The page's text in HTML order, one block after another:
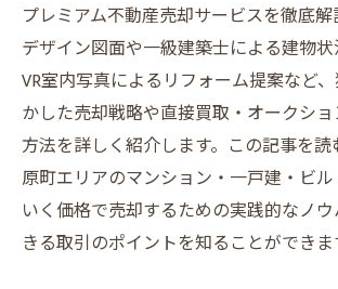
プレミアム不動産売却サービスを徹底
デザイン図面や一級建築士による建物状
VR室内写真によるリフォーム提案など
かした売却戦略や直接買取・オークシ
方法を詳しく紹介します。この記事を
原町エリアのマンション・一戸建・ビ
いく価格で売却するための実践的なノ
きる取引のポイントを知ることができま